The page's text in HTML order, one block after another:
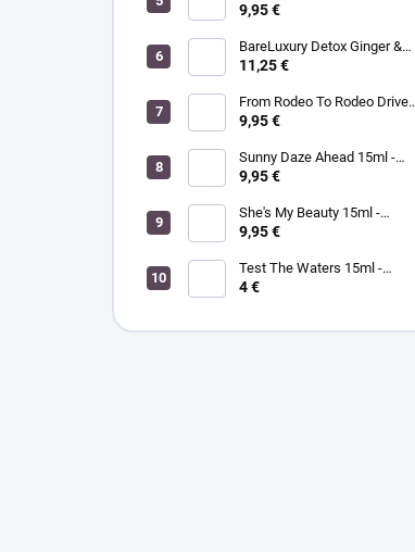
MORGAN TAYLOR - lak na
9,95 €
BareLuxury Detox Ginger &
Green Tea Lotion 240ml -
hydratačný krém na ruky a
telo zázvor/zelený čaj
11,25 €
From Rodeo To Rodeo Drive
15ml - MORGAN TAYLOR - lak
9,95 €
Sunny Daze Ahead 15ml -
MORGAN TAYLOR - lak na
9,95 €
She's My Beauty 15ml -
MORGAN TAYLOR - lak na
9,95 €
Test The Waters 15ml -
MORGAN TAYLOR - lak na
4 €